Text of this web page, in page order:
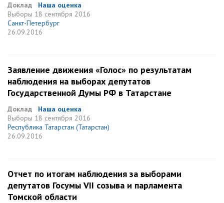
Доклад
Наша оценка
Выборы 18 сентября 2016
Санкт-Петербург
26.09.2016
Заявление движения «Голос» по результатам
наблюдения на выборах депутатов
Государственной Думы РФ в Татарстане
Доклад
Наша оценка
Выборы 18 сентября 2016
Республика Татарстан (Татарстан)
26.09.2016
Отчет по итогам наблюдения за выборами
депутатов Госумы VII созыва и парламента
Томской области